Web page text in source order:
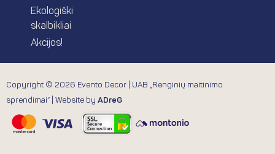
Ekologiški
skalbikliai
Akcijos!
Copyright © 2026 Evento Decor | UAB „Renginių maitinimo
sprendimai“ | Website by ADreG